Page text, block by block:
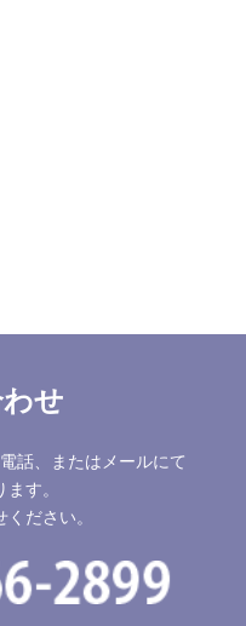
せ
話、またはメールにて
す。
ださい。